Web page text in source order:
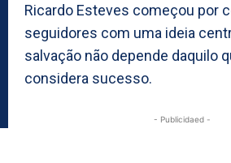
Ricardo Esteves começou por
seguidores com uma ideia
salvação não depende daquilo
considera sucesso.
- Publicidaed -